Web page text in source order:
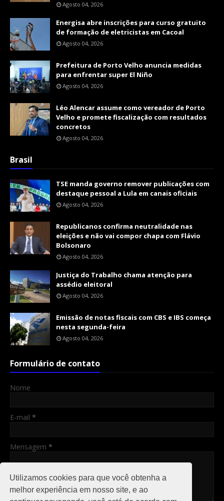
Utilizamos cookies para que você obtenha a
melhor experiência em nosso site, e ao
Agosto 04, 2026
Energisa abre inscrições para curso gratuito
de formação de eletricistas em Cacoal
Agosto 04, 2026
Prefeitura de Porto Velho anuncia medidas
para enfrentar super El Niño
Agosto 04, 2026
Léo Alencar assume como vereador de Porto
Velho e promete fiscalização com resultados
concretos
Agosto 04, 2026
Brasil
TSE manda governo remover publicações com
destaque pessoal a Lula em canais oficiais
Agosto 04, 2026
Republicanos confirma neutralidade nas
eleições e não vai compor chapa com Flávio
Bolsonaro
Agosto 04, 2026
Justiça do Trabalho chama atenção para
assédio eleitoral
Agosto 04, 2026
Emissão de notas fiscais com CBS e IBS começa
nesta segunda-feira
Agosto 04, 2026
Formulário de contato
Nome
E-mail *
Mensagem *